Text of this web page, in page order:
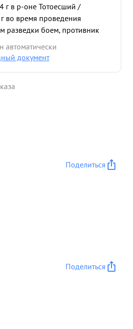
г в р-оне Тотоесший /
во время проведения
разведки боем, противник
танками. Майор ШАПИРО
переместил 1848 ИПТАП
...»
автоматически
документ
Поделиться
Поделиться